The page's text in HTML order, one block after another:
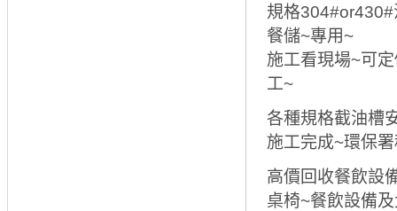
規格
餐儲~專用~
施工看現場~可
工~
各種規格截油槽
施工完成~環保
高價回收餐飲設
桌椅~餐飲設備